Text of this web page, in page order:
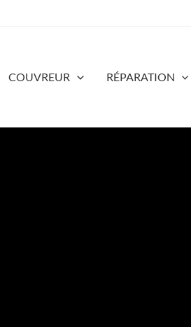
COUVREUR RÉPARATION